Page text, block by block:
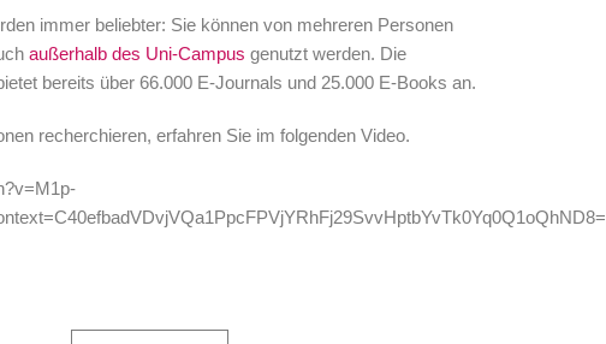
immer beliebter: Sie können von mehreren Personen
außerhalb des Uni-Campus genutzt werden. Die
bereits über 66.000 E-Journals und 25.000 E-Books an.
recherchieren, erfahren Sie im folgenden Video.